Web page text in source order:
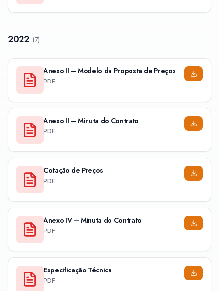
2022 (7)
Anexo II – Modelo da Proposta de Preços
PDF
Anexo II – Minuta do Contrato
PDF
Cotação de Preços
PDF
Anexo IV – Minuta do Contrato
PDF
Especificação Técnica
PDF